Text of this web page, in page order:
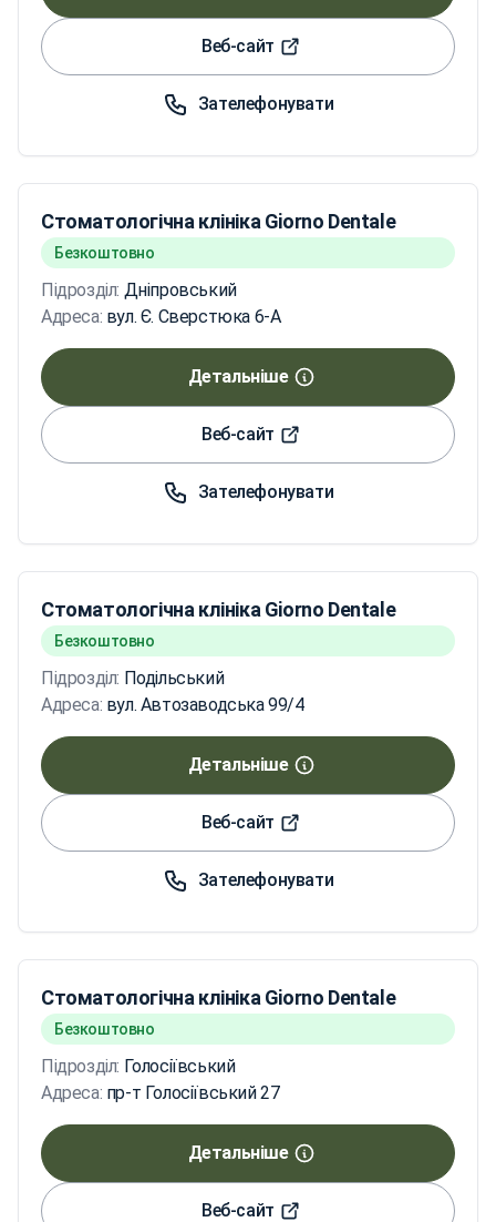
Веб-сайт
Зателефонувати
Стоматологічна клініка Giorno Dentale
Безкоштовно
Підрозділ: Дніпровський
Адреса: вул. Є. Сверстюка 6-А
Детальніше
Веб-сайт
Зателефонувати
Стоматологічна клініка Giorno Dentale
Безкоштовно
Підрозділ: Подільський
Адреса: вул. Автозаводська 99/4
Детальніше
Веб-сайт
Зателефонувати
Стоматологічна клініка Giorno Dentale
Безкоштовно
Підрозділ: Голосіївський
Адреса: пр-т Голосіївський 27
Детальніше
Веб-сайт